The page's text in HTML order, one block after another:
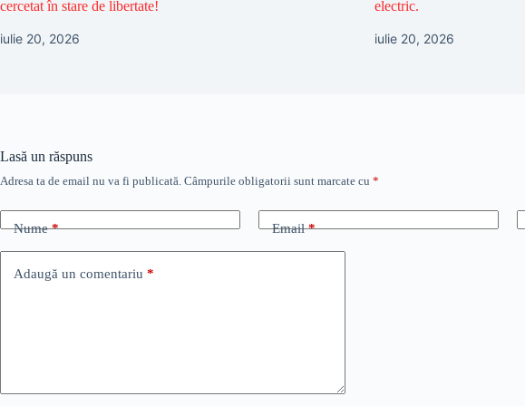
cercetat în stare de libertate!
iulie 20, 2026
electric.
iulie 20, 2026
Lasă un răspuns
Adresa ta de email nu va fi publicată. Câmpurile obligatorii sunt marcate cu *
Nume* Email*
Adaugă un comentariu *